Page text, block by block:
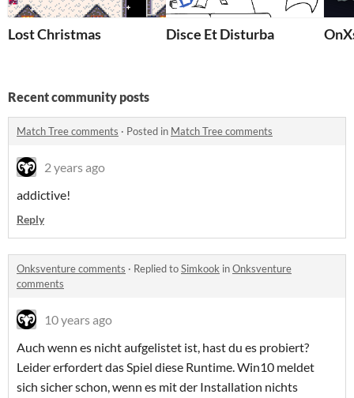
Lost Christmas Disce Et Disturba
Recent community posts
Match Tree comments · Posted in Match Tree comments
2 years ago
addictive!
Reply
Onksventure comments · Replied toSimkook inOnksventure
comments
10 years ago
Auch wenn es nicht aufgelistet ist, hast du es probiert?
Leider erfordert das Spiel diese Runtime. Win10 meldet
sich sicher schon, wenn es mit der Installation nichts